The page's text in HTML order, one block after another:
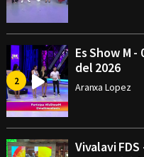
Es Show M
del 2026
Aranxa Lopez
Vivalavi FDS